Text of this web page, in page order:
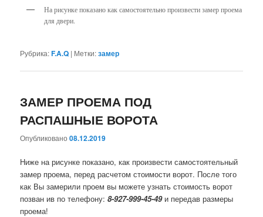
На рисунке показано как самостоятельно произвести замер проема
для двери.
Рубрика:F.A.Q | Метки:замер
ЗАМЕР ПРОЕМА ПОД
РАСПАШНЫЕ ВОРОТА
Опубликовано08.12.2019
Ниже на рисунке показано, как произвести самостоятельный
замер проема, перед расчетом стоимости ворот. После того
как Вы замерили проем вы можете узнать стоимость ворот
позван ив по телефону:8-927-999-45-49и передав размеры
проема!